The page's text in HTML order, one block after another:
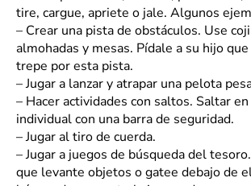
tire, cargue, apriete o jale. Algunos
– Crear una pista de obstáculos. Use
almohadas y mesas. Pídale a su hijo
trepe por esta pista.
–Jugar a lanzar y atrapar una pelota
– Hacer actividades con saltos. Saltar
individual con una barra de seguridad.
–Jugar al tiro de cuerda.
–Jugar a juegos de búsqueda del
que levante objetos o gatee debajo de